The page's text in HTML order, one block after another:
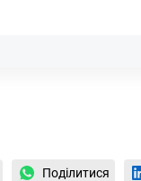
Поділитися